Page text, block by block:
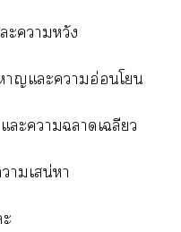
ะาหวัง
แะาอ่อนโ
ะาาเฉลียว
าเสน่หา